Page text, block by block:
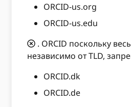
ORCID-us.org
ORCID-us.edu
. ORCID поскольку
независимо от TLD,
ORCID.dk
ORCID.de